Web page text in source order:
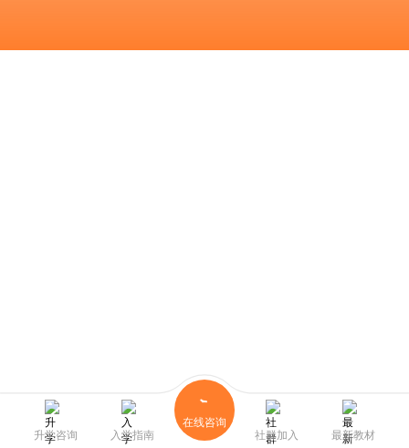
升学咨询 入学指南
在线咨询
社群加入
最新教材